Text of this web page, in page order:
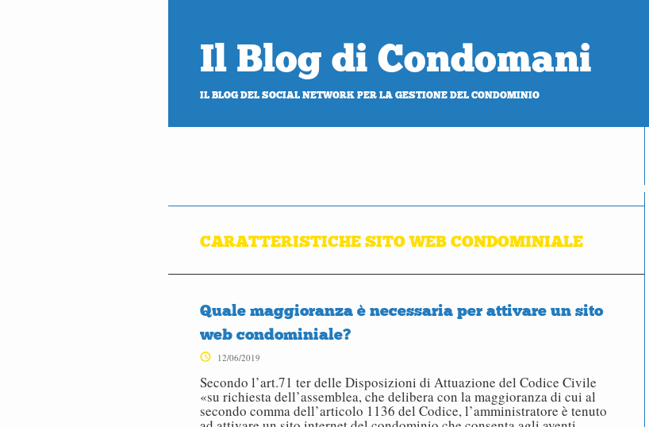
Il Blog di Condomani
IL BLOG DEL SOCIAL NETWORK PER LA GESTIONE DEL CONDOMINIO
CARATTERISTICHE SITO WEB CONDOMINIALE
Quale maggioranza è necessaria per attivare un sito
web condominiale?
12/06/2019
Secondo l’art.71 ter delle Disposizioni di Attuazione del Codice Civile
«su richiesta dell’assemblea, che delibera con la maggioranza di cui al
secondo comma dell’articolo 1136 del Codice, l’amministratore è tenuto